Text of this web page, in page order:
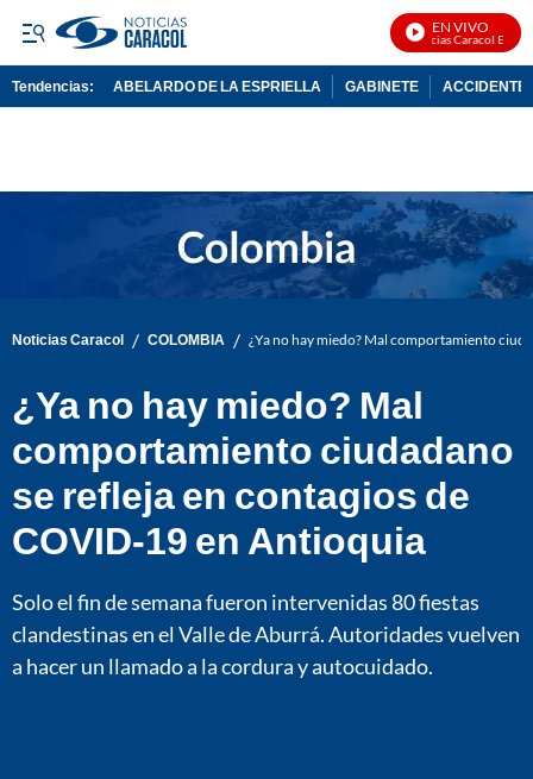
EN VIVO
Noticias Caracol En Vivo
Tendencias: ABELARDO DE LA ESPRIELLA GABINETE ACCIDENTE
Noticias Caracol / COLOMBIA / ¿Ya no hay miedo? Mal comportamiento
¿Ya no hay miedo? Mal
comportamiento ciudadano
se refleja en contagios de
COVID-19 en Antioquia
Solo el fin de semana fueron intervenidas 80 fiestas
clandestinas en el Valle de Aburrá. Autoridades vuelven
a hacer un llamado a la cordura y autocuidado.